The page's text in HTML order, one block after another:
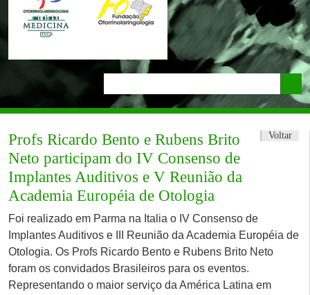
Voltar
Profs Ricardo Bento e Rubens Brito
Neto participam do IV Consenso de
Implantes Auditivos e V Reunião da
Academia Européia de Otologia
Foi realizado em Parma na Italia o IV Consenso de
Implantes Auditivos e III Reunião da Academia Européia de
Otologia. Os Profs Ricardo Bento e Rubens Brito Neto
foram os convidados Brasileiros para os eventos.
Representando o maior serviço da América Latina em